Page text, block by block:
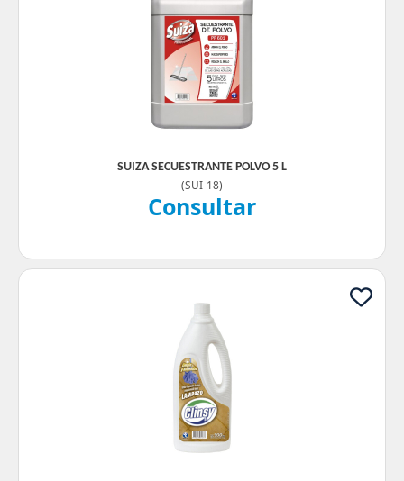
SUIZA SECUESTRANTE POLVO 5 L
(SUI-18)
Consultar